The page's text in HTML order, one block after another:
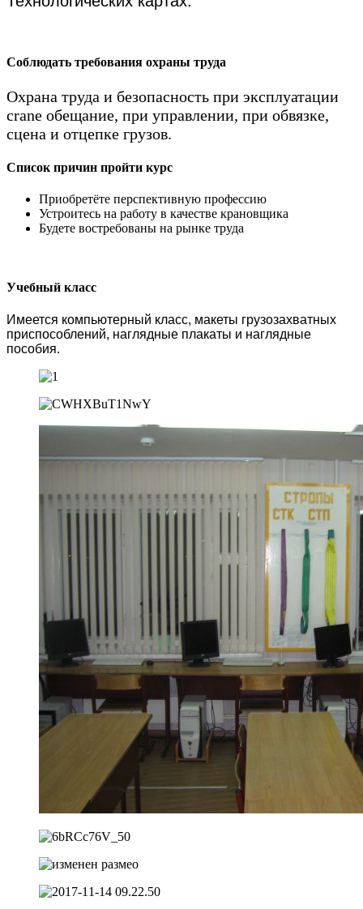
Соблюдать требования охраны труда
Охрана труда и безопасность при эксплуатации
crane обещание, при управлении, при обвязке,
сцена и отцепке грузов.
Список причин пройти курс
Приобретёте перспективную профессию
Устроитесь на работу в качестве крановщика
Будете востребованы на рынке труда
Учебный класс
Имеется компьютерный класс, макеты грузозахватных
приспособлений, наглядные плакаты и наглядные
пособия.